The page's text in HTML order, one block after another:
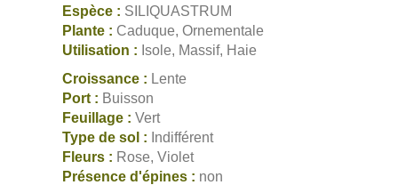
Espèce : SILIQUASTRUM
Plante : Caduque, Ornementale
Utilisation : Isole, Massif, Haie
Croissance : Lente
Port : Buisson
Feuillage : Vert
Type de sol : Indifférent
Fleurs : Rose, Violet
Présence d'épines : non